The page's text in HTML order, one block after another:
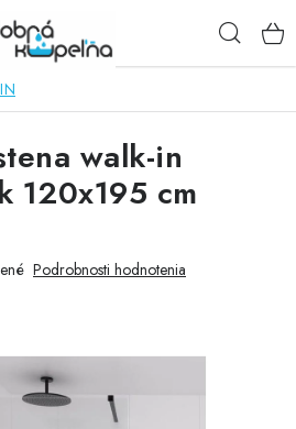
walk-in
120x195 cm
Podrobnosti hodnotenia